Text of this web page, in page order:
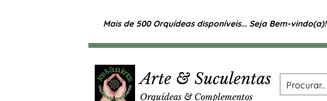
Mais de 500 Orquídeas disponíveis... Seja Bem-vindo(a)!
Arte & Suculentas
Orquídeas & Complementos